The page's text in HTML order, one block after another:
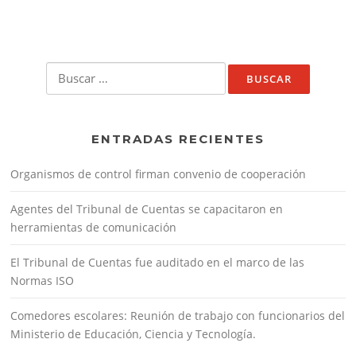
ENTRADAS RECIENTES
Organismos de control firman convenio de cooperación
Agentes del Tribunal de Cuentas se capacitaron en
herramientas de comunicación
El Tribunal de Cuentas fue auditado en el marco de las
Normas ISO
Comedores escolares: Reunión de trabajo con funcionarios del
Ministerio de Educación, Ciencia y Tecnología.